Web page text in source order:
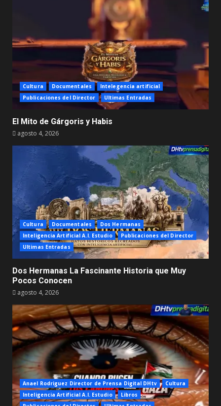
Cultura Documentales
Intelegencia artificial
Publicaciones del Director
Ultimas Entradas
El Mito de Gárgoris y Habis
agosto 4, 2026
Cultura Documentales
Dos Hermanas
Inteligencia Artificial A.I. Estudio
Publicaciones del Director
Ultimas Entradas
Dos Hermanas La Fascinante Historia que Muy
Pocos Conocen
agosto 4, 2026
Anael Rodriguez Director de Prensa Digital DHtv
Cultura
Inteligencia Artificial A.I. Estudio
Libros